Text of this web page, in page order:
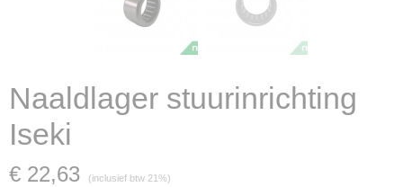
Naaldlager stuurinrichting
Iseki
€ 22,63 (inclusief btw 21%)